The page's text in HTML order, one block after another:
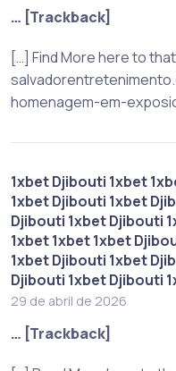
… [Trackback]
[…] Find More here to
homenagem-em-
1xbet Djibouti 1xbet
1xbet Djibouti 1xbet
Djibouti 1xbet Djibouti
1xbet 1xbet 1xbet
1xbet Djibouti 1xbet
Djibouti 1xbet Djibouti
29 de abril de 2026
… [Trackback]